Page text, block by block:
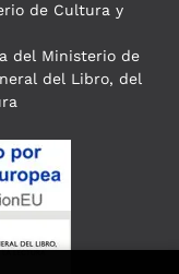
de Cultura y
del Ministerio de
del Libro, del